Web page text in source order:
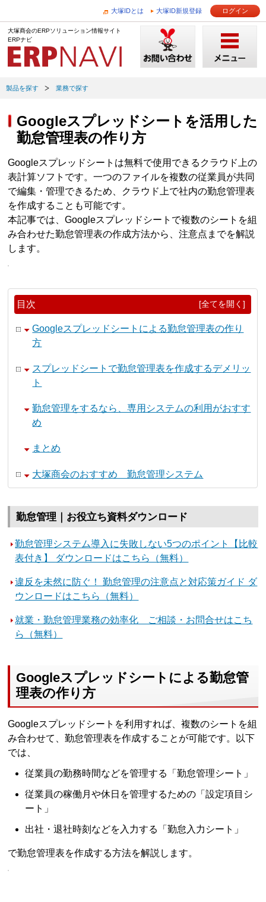
大塚IDとは 大塚ID新規登録 ログイン
大塚商会のERPソリューション情報サイト
ERPナビ
製品を探す 業務で探す
Googleスプレッドシートを活用した
勤怠管理表の作り方
Googleスプレッドシートは無料で使用できるクラウド上の
表計算ソフトです。一つのファイルを複数の従業員が共同
で編集・管理できるため、クラウド上で社内の勤怠管理表
を作成することも可能です。
本記事では、Googleスプレッドシートで複数のシートを組
み合わせた勤怠管理表の作成方法から、注意点までを解説
します。
目次 [全てを開く]
Googleスプレッドシートによる勤怠管理表の作り
方
スプレッドシートで勤怠管理表を作成するデメリッ
ト
勤怠管理をするなら、専用システムの利用がおすす
め
まとめ
大塚商会のおすすめ 勤怠管理システム
勤怠管理｜お役立ち資料ダウンロード
勤怠管理システム導入に失敗しない5つのポイント【比較
表付き】 ダウンロードはこちら（無料）
違反を未然に防ぐ！ 勤怠管理の注意点と対応策ガイド ダ
ウンロードはこちら（無料）
就業・勤怠管理業務の効率化 ご相談・お問合せはこち
ら（無料）
Googleスプレッドシートによる勤怠管
理表の作り方
Googleスプレッドシートを利用すれば、複数のシートを組
み合わせて、勤怠管理表を作成することが可能です。以下
では、
従業員の勤務時間などを管理する「勤怠管理シート」
従業員の稼働月や休日を管理するための「設定項目シ
ート」
出社・退社時刻などを入力する「勤怠入力シート」
で勤怠管理表を作成する方法を解説します。